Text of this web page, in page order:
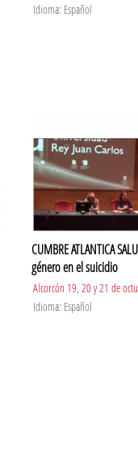
Idioma: Español
CUMBRE ATLANTICA
género en el suicidio
Alcorcón 19, 20 y 21 de
Idioma: Español